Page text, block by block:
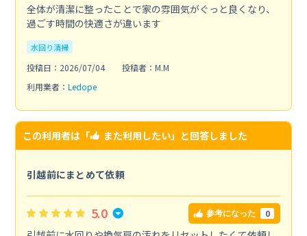
全体が清潔に整ったことで家の雰囲気がぐっと良くなり、
過ごす時間の快適さが違います
水回り清掃
投稿日：2026/07/04
投稿者：M.M
利用業者： Ledope
この利用者は「 また利用したい」と回答しました
引越前にまとめて依頼
5.0 参考になった 0